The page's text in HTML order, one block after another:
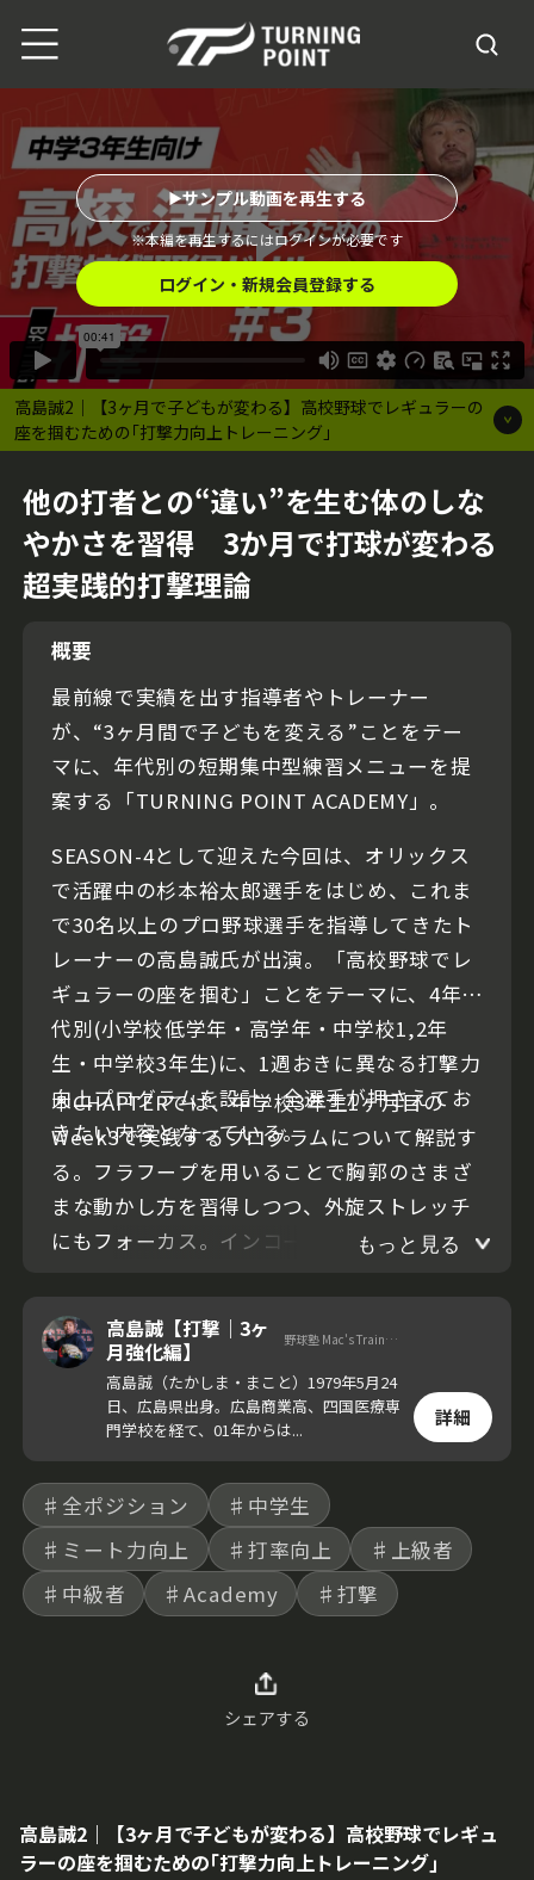
高島誠2｜【3ヶ月で子どもが変わる】高校野球でレギュラーの
座を掴むための｢打撃力向上トレーニング｣
※本編を再生するにはログインが必要です
サンプル動画を再生する
ログイン・新規会員登録する
他の打者との“違い”を生む体のしな
やかさを習得 3か月で打球が変わる
超実践的打撃理論
概要
最前線で実績を出す指導者やトレーナー
が、“3ヶ月間で子どもを変える”ことをテー
マに、年代別の短期集中型練習メニューを提
案する「TURNING POINT ACADEMY」。
SEASON-4として迎えた今回は、オリックス
で活躍中の杉本裕太郎選手をはじめ、これま
で30名以上のプロ野球選手を指導してきたト
レーナーの高島誠氏が出演。「高校野球でレ
ギュラーの座を掴む」ことをテーマに、4年
代別(小学校低学年・高学年・中学校1,2年
生・中学校3年生)に、1週おきに異なる打撃力
向上プログラムを設計。全選手が押さえてお
きたい内容となっている。
本CHAPTERでは、中学校3年生1ヶ月目の
Week3で実践するプログラムについて解説す
る。フラフープを用いることで胸郭のさまざ
まな動かし方を習得しつつ、外旋ストレッチ
にもフォーカス。インコース・アウトコース
ベルの変化球にも対応するためのドリルだ。
もっと見る
高島誠【打撃｜3ヶ
月強化編】
野球塾 Mac's Trainer Room 代表
高島誠（たかしま・まこと）1979年5月24
日、広島県出身。広島商業高、四国医療専
門学校を経て、01年からは...
詳細
♯全ポジション
♯中学生
♯ミート力向上
♯打率向上
♯上級者
♯中級者
♯Academy ♯打撃
シェアする
高島誠2｜【3ヶ月で子どもが変わる】高校野球でレギュ
ラーの座を掴むための｢打撃力向上トレーニング｣